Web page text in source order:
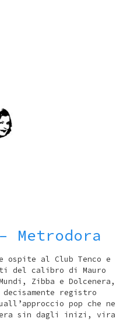
Metrodora
ospite al Club Tenco e
del calibro di Mauro
Zibba e Dolcenera,
registro
pop che ne
sin dagli inizi, vira